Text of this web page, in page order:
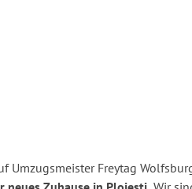
Umzugsmeister Freytag